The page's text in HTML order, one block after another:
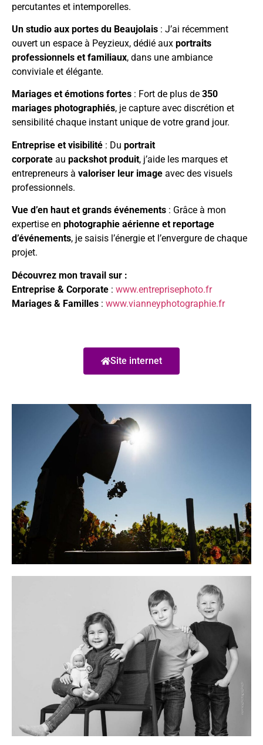
percutantes et intemporelles.
Un studio aux portes du Beaujolais : J’ai récemment
ouvert un espace à Peyzieux, dédié aux portraits
professionnels et familiaux, dans une ambiance
conviviale et élégante.
Mariages et émotions fortes : Fort de plus de 350
mariages photographiés, je capture avec discrétion et
sensibilité chaque instant unique de votre grand jour.
Entreprise et visibilité : Du portrait
corporate au packshot produit, j’aide les marques et
entrepreneurs à valoriser leur image avec des visuels
professionnels.
Vue d’en haut et grands événements : Grâce à mon
expertise en photographie aérienne et reportage
d’événements, je saisis l’énergie et l’envergure de chaque
projet.
Découvrez mon travail sur :
Entreprise & Corporate : www.entreprisephoto.fr
Mariages & Familles : www.vianneyphotographie.fr
Site internet